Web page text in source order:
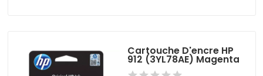
Cartouche D'encre HP
912 (3YL78AE) Magenta